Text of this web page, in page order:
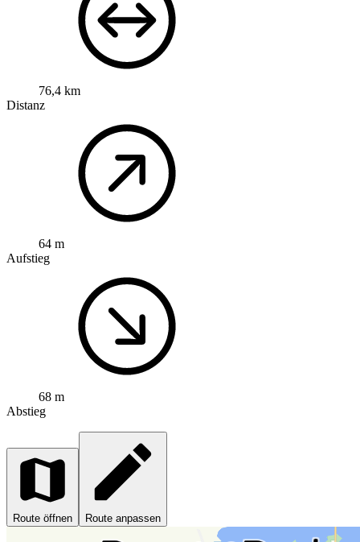
76,4 km
Distanz
64 m
Aufstieg
68 m
Abstieg
Route öffnen Route anpassen